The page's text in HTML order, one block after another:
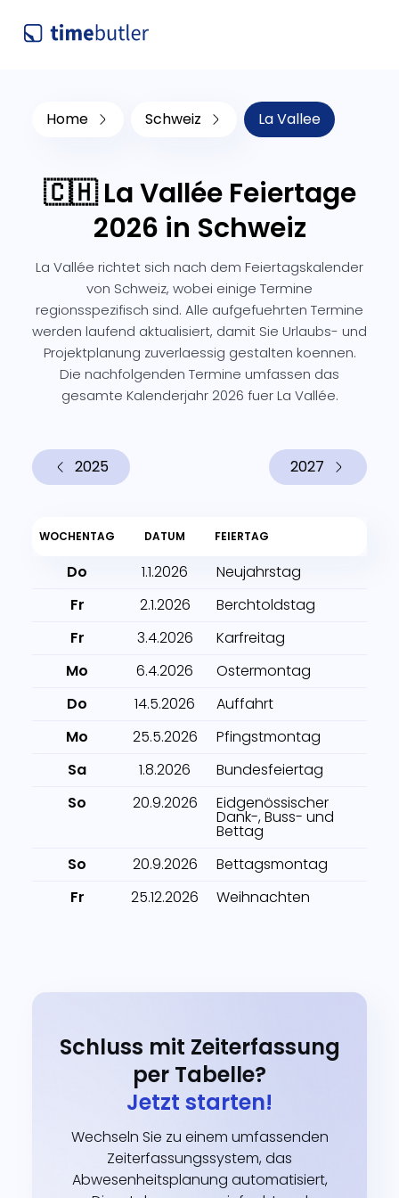
Home Schweiz La Vallee
🇨🇭 La Vallée Feiertage
2026 in Schweiz
La Vallée richtet sich nach dem Feiertagskalender
von Schweiz, wobei einige Termine
regionsspezifisch sind. Alle aufgefuehrten Termine
werden laufend aktualisiert, damit Sie Urlaubs- und
Projektplanung zuverlaessig gestalten koennen.
Die nachfolgenden Termine umfassen das
gesamte Kalenderjahr 2026 fuer La Vallée.
2025 2027
WOCHENTAG DATUM FEIERTAG
Do 1.1.2026
Neujahrstag
Fr
2.1.2026
Berchtoldstag
Fr
3.4.2026
Karfreitag
Mo
6.4.2026
Ostermontag
Do
14.5.2026
Auffahrt
Mo
25.5.2026
Pfingstmontag
Sa
1.8.2026
Bundesfeiertag
So
20.9.2026 Eidgenössischer
Dank-, Buss- und
Bettag
So
20.9.2026
Bettagsmontag
Fr
25.12.2026 Weihnachten
Schluss mit Zeiterfassung
per Tabelle?
Jetzt starten!
Wechseln Sie zu einem umfassenden
Zeiterfassungssystem, das
Abwesenheitsplanung automatisiert,